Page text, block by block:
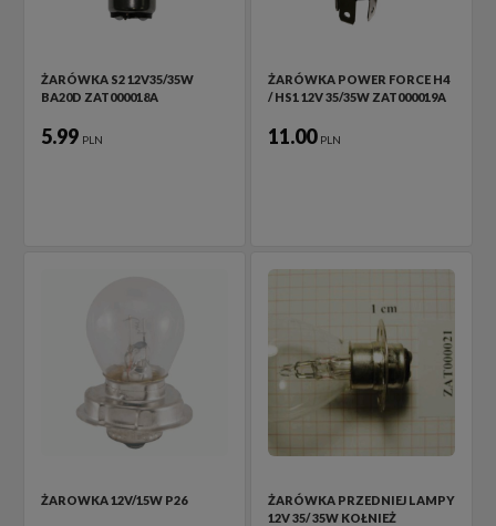
ŻARÓWKA S2 12V35/35W
BA20D ZAT000018A
5.99 PLN
ŻARÓWKA POWER FORCE H4
/ HS1 12V 35/35W ZAT000019A
11.00 PLN
ŻAROWKA 12V/15W P26
ŻARÓWKA PRZEDNIEJ LAMPY
12V 35/ 35W KOŁNIEŻ